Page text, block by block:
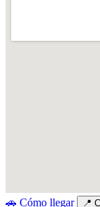
🚗 Cómo llegar 📍